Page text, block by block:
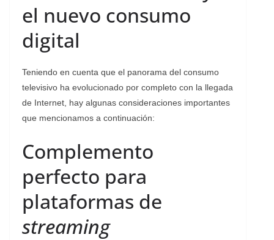
el nuevo consumo
digital
Teniendo en cuenta que el panorama del consumo
televisivo ha evolucionado por completo con la llegada
de Internet, hay algunas consideraciones importantes
que mencionamos a continuación:
Complemento
perfecto para
plataformas de
streaming